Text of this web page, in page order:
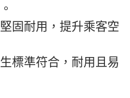
固耐用，提升乘客空
生標準符合，耐用且易